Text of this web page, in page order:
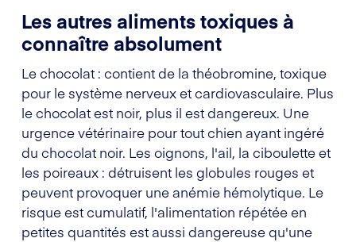
Les autres aliments toxiques à
connaître absolument
Le chocolat : contient de la théobromine, toxique
pour le système nerveux et cardiovasculaire. Plus
le chocolat est noir, plus il est dangereux. Une
urgence vétérinaire pour tout chien ayant ingéré
du chocolat noir. Les oignons, l'ail, la ciboulette et
les poireaux : détruisent les globules rouges et
peuvent provoquer une anémie hémolytique. Le
risque est cumulatif, l'alimentation répétée en
petites quantités est aussi dangereuse qu'une